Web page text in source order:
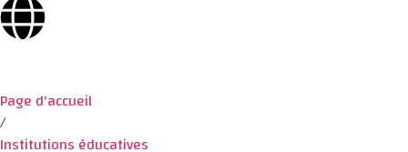
Page d'accueil
/
Institutions éducatives